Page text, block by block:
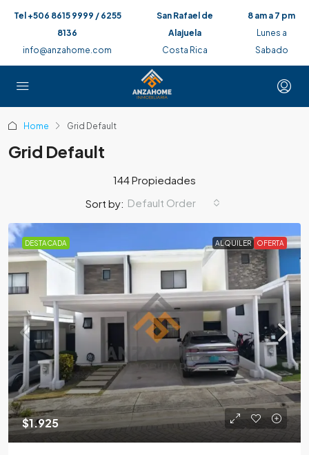
Tel +506 8615 9999 / 6255
8136
info@anzahome.com
San Rafael de
Alajuela
Costa Rica
8 am a 7 pm
Lunes a
Sabado
Home Grid Default
Grid Default
144 Propiedades
Sort by: Default Order
DESTACADA ALQUILER OFERTA
$1.925